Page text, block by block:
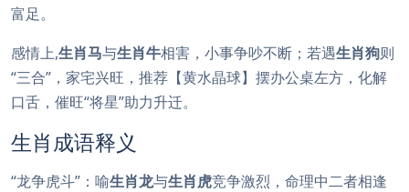
富足。
感情上,生肖马与生肖牛相害，小事争吵不断；若遇生肖狗则
“三合”，家宅兴旺，推荐【黄水晶球】摆办公桌左方，化解
口舌，催旺“将星”助力升迁。
生肖成语释义
“龙争虎斗”：喻生肖龙与生肖虎竞争激烈，命理中二者相逢